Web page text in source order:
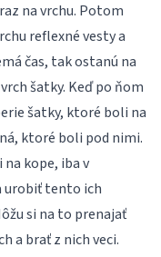
na vrchu. Potom
reflexné vesty a
čas, tak ostanú na
šatky. Keď po ňom
šatky, ktoré boli na
ktoré boli pod nimi.
na kope, iba v
urobiť tento ich
si na to prenajať
a brať z nich veci.